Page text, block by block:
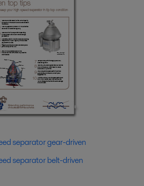
separator gear-driven
separator belt-driven